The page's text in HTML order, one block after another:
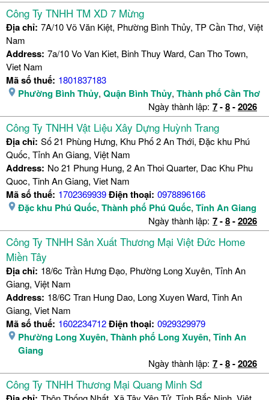
Công Ty TNHH TM XD 7 Mừng
Địa chỉ: 7A/10 Võ Văn Kiệt, Phường Bình Thủy, TP Cần Thơ, Việt
Nam
Address: 7a/10 Vo Van Kiet, Binh Thuy Ward, Can Tho Town,
Viet Nam
Mã số thuế: 1801837183
Phường Bình Thủy, Quận Bình Thủy, Thành phố Cần Thơ
Ngày thành lập: 7-8-2026
Công Ty TNHH Vật Liệu Xây Dựng Huỳnh Trang
Địa chỉ: Số 21 Phùng Hưng, Khu Phố 2 An Thới, Đặc khu Phú
Quốc, Tỉnh An Giang, Việt Nam
Address: No 21 Phung Hung, 2 An Thoi Quarter, Dac Khu Phu
Quoc, Tinh An Giang, Viet Nam
Mã số thuế: 1702369939Điện thoại: 0978896166
Đặc khu Phú Quốc, Thành phố Phú Quốc, Tỉnh An Giang
Ngày thành lập: 7-8-2026
Công Ty TNHH Sản Xuất Thương Mại Việt Đức Home
Miền Tây
Địa chỉ: 18/6c Trần Hưng Đạo, Phường Long Xuyên, Tỉnh An
Giang, Việt Nam
Address: 18/6C Tran Hung Dao, Long Xuyen Ward, Tinh An
Giang, Viet Nam
Mã số thuế: 1602234712Điện thoại: 0929329979
Phường Long Xuyên, Thành phố Long Xuyên, Tỉnh An
Giang
Ngày thành lập: 7-8-2026
Công Ty TNHH Thương Mại Quang Minh Sđ